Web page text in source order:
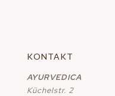
KONTAKT
AYURVEDICA
Küchelstr. 2